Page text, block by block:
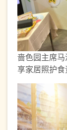
啬色园主席
享家居照护